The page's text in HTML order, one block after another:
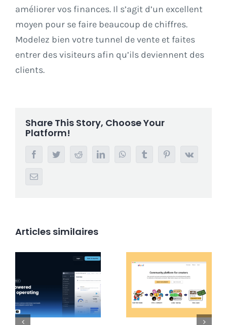
améliorer vos finances. Il s’agit d’un excellent
moyen pour se faire beaucoup de chiffres.
Modelez bien votre tunnel de vente et faites
entrer des visiteurs afin qu’ils deviennent des
clients.
Share This Story, Choose Your
Platform!
FacebookTwitterRedditLinkedInWhatsAppTumblr PinterestVk
Email
Articles similaires